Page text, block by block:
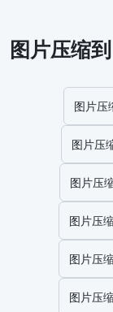
图片压缩
图片压
图片压
图片压
图片压
图片压
图片压